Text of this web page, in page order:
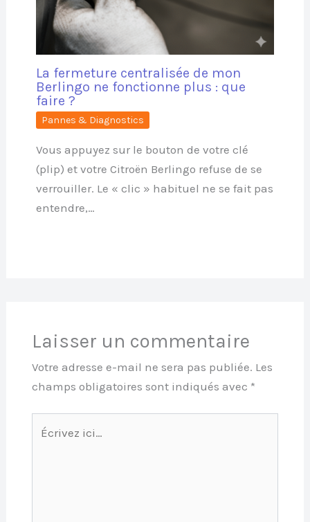
La fermeture centralisée de mon
Berlingo ne fonctionne plus : que
faire ?
Pannes & Diagnostics
Vous appuyez sur le bouton de votre clé
(plip) et votre Citroën Berlingo refuse de se
verrouiller. Le « clic » habituel ne se fait pas
entendre,…
Laisser un commentaire
Votre adresse e-mail ne sera pas publiée. Les
champs obligatoires sont indiqués avec *